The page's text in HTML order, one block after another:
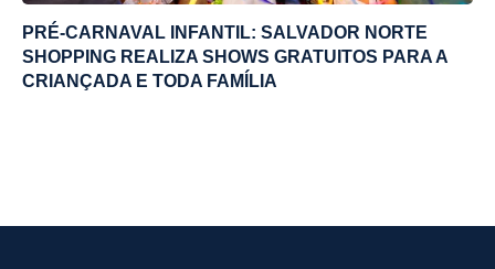
PRÉ-CARNAVAL INFANTIL: SALVADOR NORTE
SHOPPING REALIZA SHOWS GRATUITOS PARA A
CRIANÇADA E TODA FAMÍLIA